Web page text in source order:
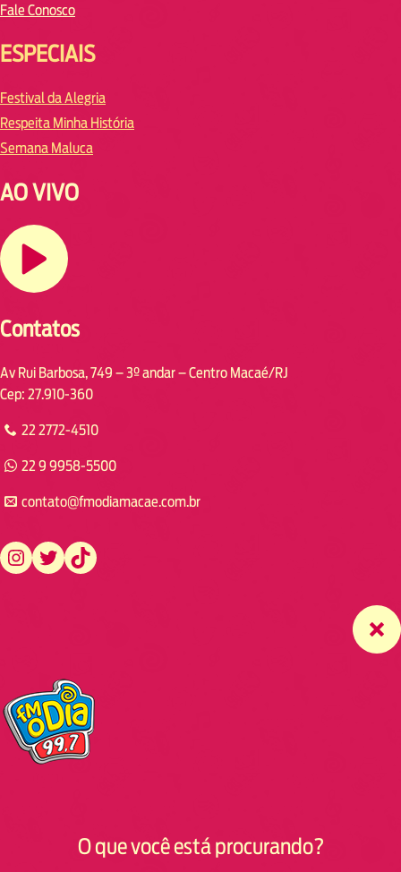
Fale Conosco
ESPECIAIS
Festival da Alegria
Respeita Minha História
Semana Maluca
AO VIVO
Contatos
Av Rui Barbosa, 749 – 3º andar – Centro Macaé/RJ
Cep: 27.910-360
22 2772-4510
22 9 9958-5500
contato@fmodiamacae.com.br
https://www.instagram.com/fmodia.macae/ https://twitter.com/fmodia.macae/ https://www.tiktok.com/@fmodia.macae
O que você está procurando?